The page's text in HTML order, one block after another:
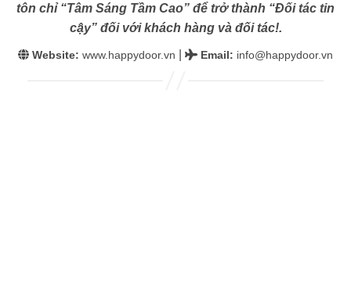
tôn chỉ “Tâm Sáng Tầm Cao” để trở thành “Đối tác tin
cậy” đối với khách hàng và đối tác!.
Website: www.happydoor.vn Email: info@happydoor.vn